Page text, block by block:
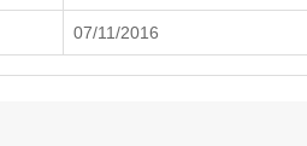
07/11/2016